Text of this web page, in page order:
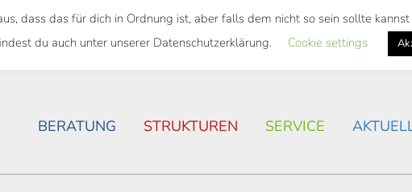
BUNDESWEITES TICKET
BERATUNG STRUKTUREN SERVICE
dass das für dich in Ordnung ist, aber falls dem nicht so sein sollte
du auch unter unserer Datenschutzerklärung.
Cookie settings